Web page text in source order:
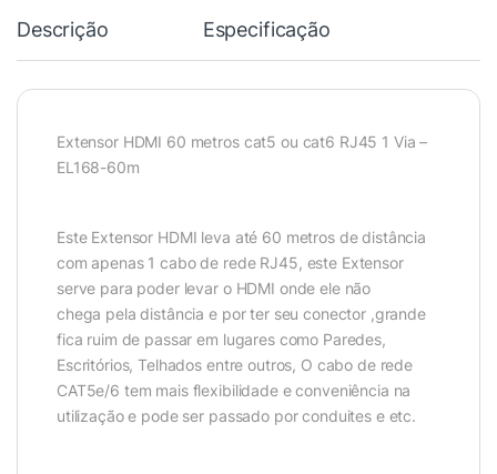
Descrição Especificação
Extensor HDMI 60 metros cat5 ou cat6 RJ45 1 Via –
EL168-60m
Este Extensor HDMI leva até 60 metros de distância
com apenas 1 cabo de rede RJ45, este Extensor
serve para poder levar o HDMI onde ele não
chega pela distância e por ter seu conector ,grande
fica ruim de passar em lugares como Paredes,
Escritórios, Telhados entre outros, O cabo de rede
CAT5e/6 tem mais flexibilidade e conveniência na
utilização e pode ser passado por conduites e etc.